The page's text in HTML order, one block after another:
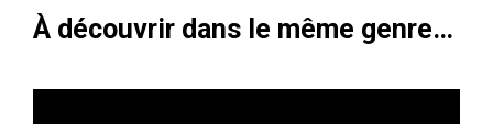
À découvrir dans le même genre…